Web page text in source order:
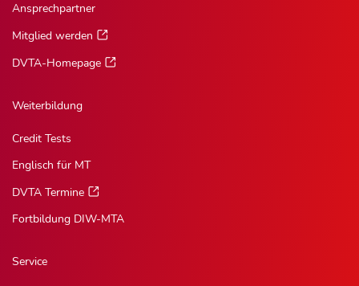
Ansprechpartner
Mitglied werden
DVTA-Homepage
Weiterbildung
Credit Tests
Englisch für MT
DVTA Termine
Fortbildung DIW-MTA
Service